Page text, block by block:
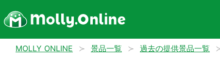
MOLLY ONLINE 景品一覧 過去の提供景品一覧